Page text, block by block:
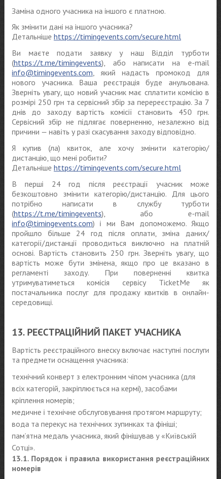
Заміна одного учасника на іншого є платною.
Як змінити дані на іншого учасника?
Детальніше https://timingevents.com/secure.html
Ви маєте подати заявку у наш Відділ турботи
(https://t.me/timingevents), або написати на e-mail
info@timingevents.com, який надасть промокод для
нового учасника. Ваша реєстрація буде анульована.
Зверніть увагу, що новий учасник має сплатити комісію в
розмірі 250 грн та сервісний збір за перереєстрацію. За 7
днів до заходу вартість комісії становить 450 грн.
Сервісний збір не підлягає поверненню, незалежно від
причини — навіть у разі скасування заходу відповідно.
Я купив (ла) квиток, але хочу змінити категорію/
дистанцію, що мені робити?
Детальніше https://timingevents.com/secure.html
В перші 24 год після реєстрації учасник може
безкоштовно змінити категорію/дистанцію. Для цього
потрібно написати в службу турботи
(https://t.me/timingevents), або e-mail
info@timingevents.com) і ми Вам допоможемо. Якщо
пройшло більше 24 год після оплати, зміна даних/
категорії/дистанції проводиться виключно на платній
основі. Вартість становить 250 грн. Зверніть увагу, що
вартість може бути змінена, якщо про це вказано в
регламенті заходу. При поверненні квитка
утримуватиметься комісія сервісу TicketMe як
постачальника послуг для продажу квитків в онлайн-
середовищі.
13. РЕЄСТРАЦІЙНИЙ ПАКЕТ УЧАСНИКА
Вартість реєстраційного внеску включає наступні послуги
та предмети оснащення учасника:
технічний конверт з електронним чіпом учасника (для
всіх категорій, закріплюється на кермі), засобами
кріплення номерів;
медичне і технічне обслуговування протягом маршруту;
вода та перекус на технічних зупинках та фініші;
пам’ятна медаль учасника, який фінішував у «Київській
Сотці».
13.1. Порядок і правила використання реєстраційних
номерів